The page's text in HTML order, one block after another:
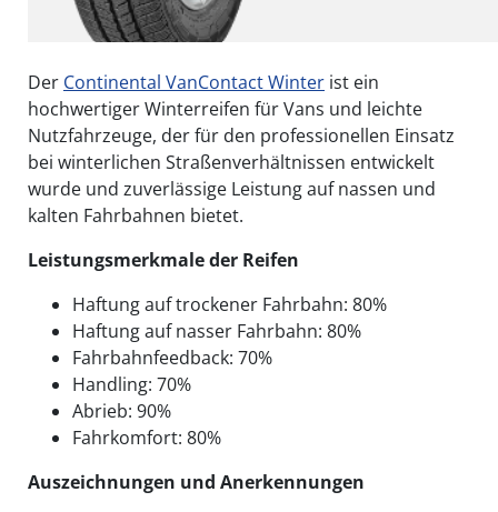
Der Continental VanContact Winter ist ein
hochwertiger Winterreifen für Vans und leichte
Nutzfahrzeuge, der für den professionellen Einsatz
bei winterlichen Straßenverhältnissen entwickelt
wurde und zuverlässige Leistung auf nassen und
kalten Fahrbahnen bietet.
Leistungsmerkmale der Reifen
Haftung auf trockener Fahrbahn: 80%
Haftung auf nasser Fahrbahn: 80%
Fahrbahnfeedback: 70%
Handling: 70%
Abrieb: 90%
Fahrkomfort: 80%
Auszeichnungen und Anerkennungen